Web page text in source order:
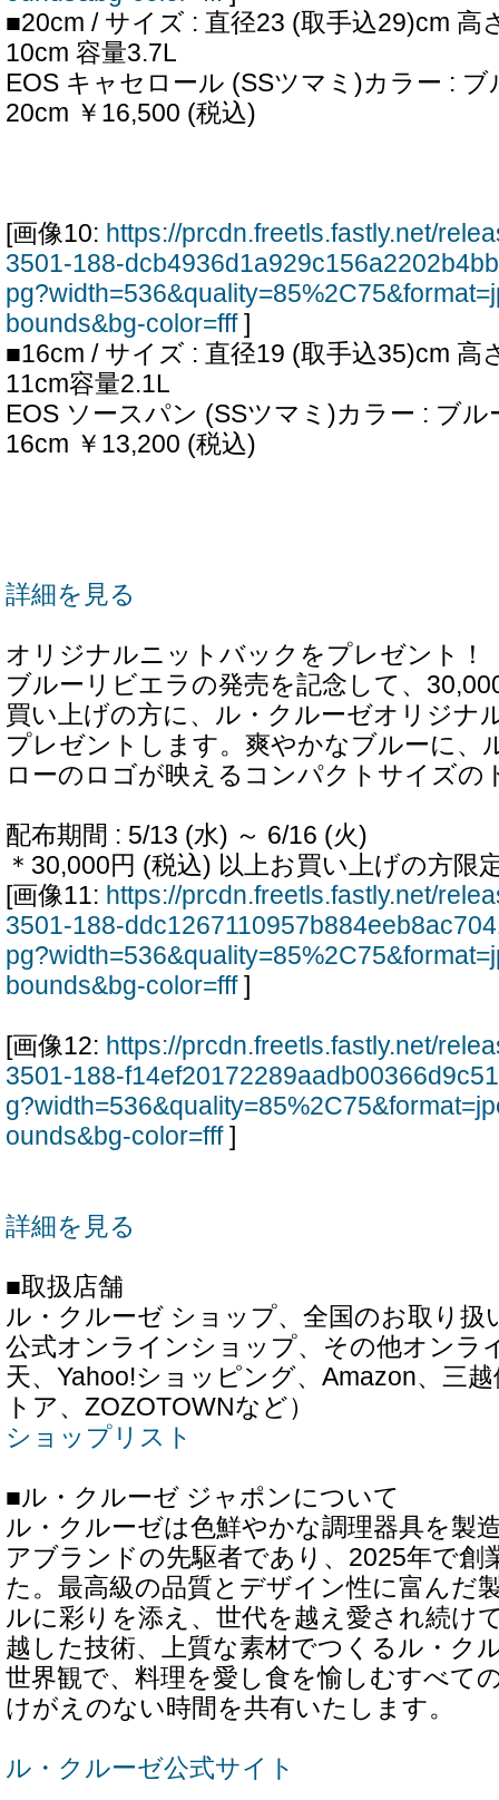
■20cm / サイズ : 直径23 (取手込29)cm 高
10cm 容量3.7L
EOS キャセロール (SSツマミ)カラー :
20cm ￥16,500 (税込)
[画像10: https://prcdn.freetls.fastly.net/
3501-188-
bounds&bg-color=fff]
■16cm / サイズ : 直径19 (取手込35)cm 高
11cm容量2.1L
EOS ソースパン (SSツマミ)カラー : ブル
16cm ￥13,200 (税込)
詳細を見る
オリジナルニットバックをプレゼント！
ブルーリビエラの発売を記念して、
買い上げの方に、ル・クルーゼオリジナ
プレゼントします。爽やかなブルーに、
ローのロゴが映えるコンパクトサイズの
配布期間 : 5/13 (水) ～ 6/16 (火)
＊30,000円 (税込) 以上お買い上げの方限
[画像11: https://prcdn.freetls.fastly.net/
3501-188-
bounds&bg-color=fff]
[画像12: https://prcdn.freetls.fastly.net/
3501-188-
ounds&bg-color=fff]
詳細を見る
■取扱店舗
ル・クルーゼ ショップ、全国のお取り扱
公式オンラインショップ、その他オンラ
天、Yahoo!ショッピング、Amazon、三
トア、ZOZOTOWNなど）
ショップリスト
■ル・クルーゼ ジャポンについて
ル・クルーゼは色鮮やかな調理器具を製
アブランドの先駆者であり、2025年で創
た。最高級の品質とデザイン性に富んだ
ルに彩りを添え、世代を越え愛され続け
越した技術、上質な素材でつくるル・ク
世界観で、料理を愛し食を愉しむすべて
けがえのない時間を共有いたします。
ル・クルーゼ公式サイト